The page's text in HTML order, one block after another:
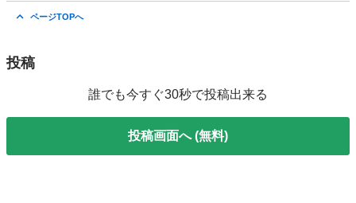
ページTOPへ
投稿
誰でも今すぐ30秒で投稿出来る
投稿画面へ (無料)